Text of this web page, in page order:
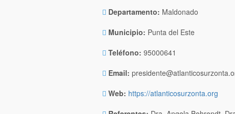
Departamento: Maldonado
Municipio: Punta del Este
Teléfono: 95000641
Email:
Web: https://atlanticosurzonta.org